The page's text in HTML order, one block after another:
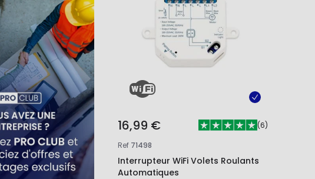
16,99 € (6)
Ref 71498
Interrupteur WiFi Volets Roulants
Automatiques